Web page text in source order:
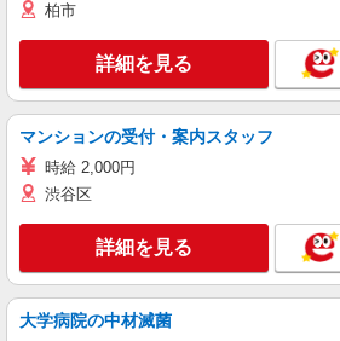
柏市
詳細を見る
マンションの受付・案内スタッフ
時給 2,000円
渋谷区
詳細を見る
大学病院の中材滅菌